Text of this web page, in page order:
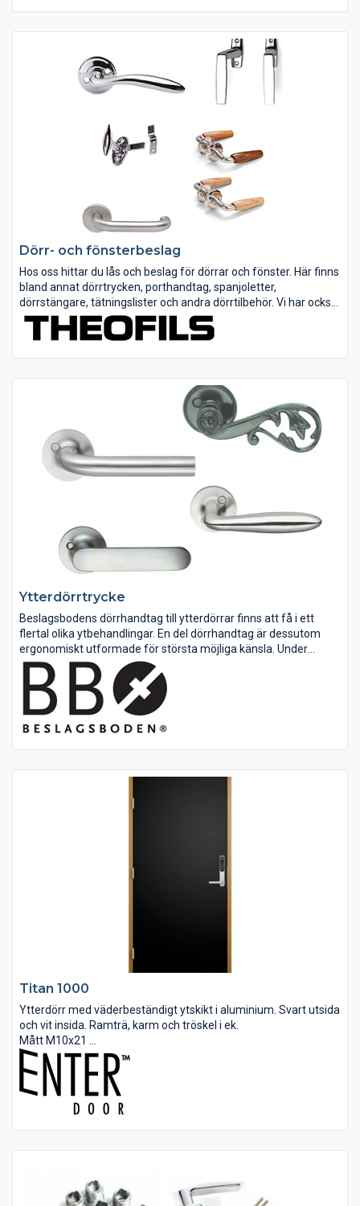
Dörr- och fönsterbeslag
Hos oss hittar du lås och beslag för dörrar och fönster. Här finns
bland annat dörrtrycken, porthandtag, spanjoletter,
dörrstängare, tätningslister och andra dörrtilbehör. Vi har också
en serie med stilrena dörrstopp för både golv- och
väggmontering.
Ytterdörrtrycke
Beslagsbodens dörrhandtag till ytterdörrar finns att få i ett
flertal olika ytbehandlingar. En del dörrhandtag är dessutom
ergonomiskt utformade för största möjliga känsla. Under
Design dörrhandtag finner du modeller i aluminium, rostfritt stål
samt...
Titan 1000
Ytterdörr med väderbeständigt ytskikt i aluminium. Svart utsida
och vit insida. Ramträ, karm och tröskel i ek.
Mått M10x21
U-värde 0,69
Låshus ASSA Connect 2500
Levereras i låda av plywood.